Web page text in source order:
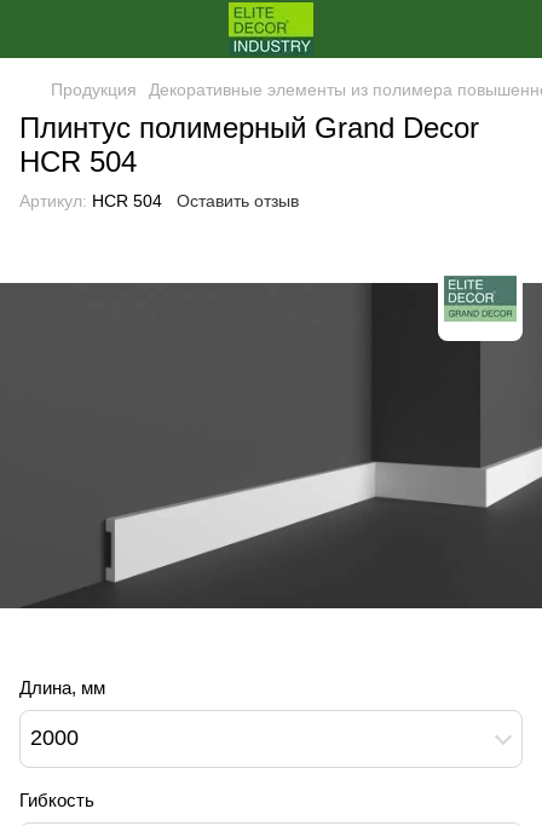
Продукция Декоративные элементы из полимера
Плинтус полимерный Grand Decor
HCR 504
Артикул: HCR 504 Оставить отзыв
Длина, мм
2000
Гибкость